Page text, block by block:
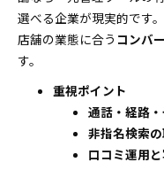
選べる企業が現実的です
店舗の業態に合う コンバ
す。
重視ポイント
通話・経路
非指名検索
口コミ運用